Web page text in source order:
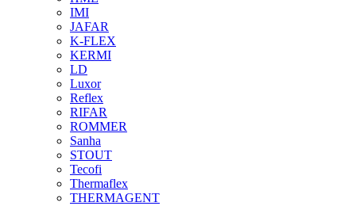
IMI
JAFAR
K-FLEX
KERMI
LD
Luxor
Reflex
RIFAR
ROMMER
Sanha
STOUT
Tecofi
Thermaflex
THERMAGENT